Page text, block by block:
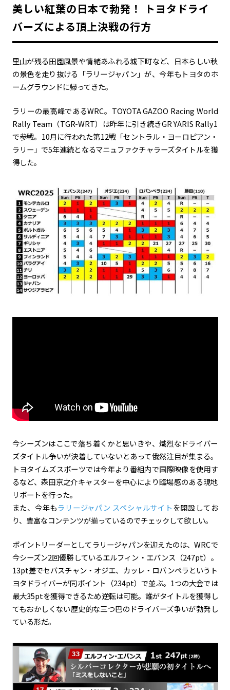
美しい紅葉の日本で勃発！ トヨタドライ
バーズによる頂上決戦の行方
里山が残る田園風景や情緒あふれる城下町など、日本らしい秋
の景色を走り抜ける「ラリージャパン」が、今年もトヨタのホ
ームグラウンドに帰ってきた。
ラリーの最高峰であるWRC。TOYOTA GAZOO Racing World
Rally Team（TGR-WRT）は昨年に引き続きGR YARIS Rally1
で参戦。10月に行われた第12戦「セントラル・ヨーロピアン・
ラリー」で5年連続となるマニュファクチャラーズタイトルを獲
得した。
今シーズンはここで落ち着くかと思いきや、熾烈なドライバー
ズタイトル争いが決着していないとあって俄然注目が集まる。
トヨタイムズスポーツでは今年より番組内で国際映像を使用す
るなど、森田京之介キャスターを中心により臨場感のある現地
リポートを行った。
また、今年もラリージャパン スペシャルサイトを開設してお
り、豊富なコンテンツが揃っているのでチェックして欲しい。
ポイントリーダーとしてラリージャパンを迎えたのは、WRCで
今シーズン2回優勝しているエルフィン・エバンス（247pt）。
13pt差でセバスチャン・オジエ、カッレ・ロバンペラというト
ヨタドライバーが同ポイント（234pt）で並ぶ。1つの大会では
最大35ptを獲得できるため逆転は可能。誰がタイトルを獲得し
てもおかしくない歴史的な三つ巴のドライバーズ争いが勃発し
ている形だ。